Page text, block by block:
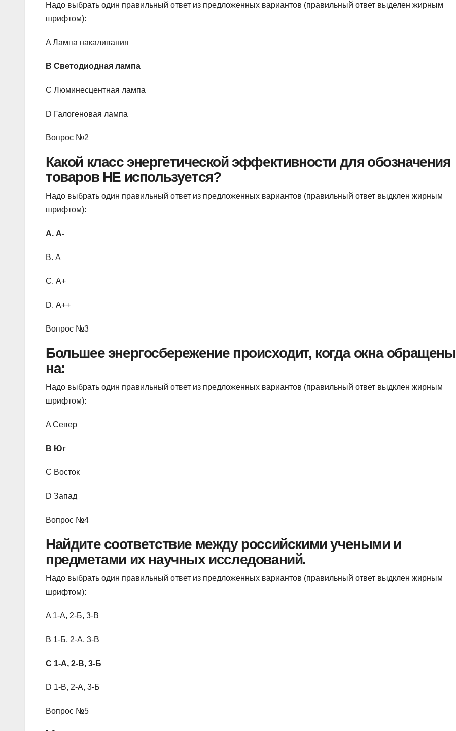
Надо выбрать один правильный ответ из предложенных вариантов (правильный ответ выделен жирным
шрифтом):
A Лампа накаливания
B Светодиодная лампа
C Люминесцентная лампа
D Галогеновая лампа
Вопрос №2
Какой класс энергетической эффективности для обозначения
товаров НЕ используется?
Надо выбрать один правильный ответ из предложенных вариантов (правильный ответ выдклен жирным
шрифтом):
A. А-
B. А
C. А+
D. А++
Вопрос №3
Большее энергосбережение происходит, когда окна обращены
на:
Надо выбрать один правильный ответ из предложенных вариантов (правильный ответ выдклен жирным
шрифтом):
A Север
B Юг
C Восток
D Запад
Вопрос №4
Найдите соответствие между российскими учеными и
предметами их научных исследований.
Надо выбрать один правильный ответ из предложенных вариантов (правильный ответ выдклен жирным
шрифтом):
A 1-А, 2-Б, 3-В
B 1-Б, 2-А, 3-В
C 1-А, 2-В, 3-Б
D 1-В, 2-А, 3-Б
Вопрос №5